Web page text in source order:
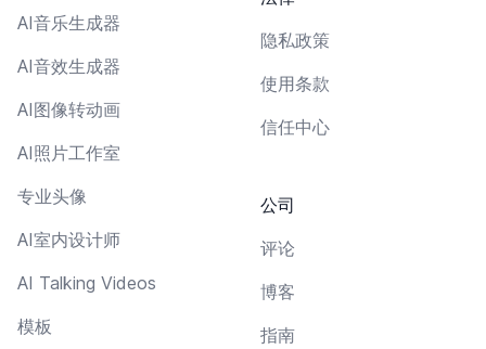
AI音乐生成器
AI音效生成器
AI图像转动画
AI照片工作室
专业头像
AI室内设计师
AI Talking Videos
模板
隐私政策
使用条款
信任中心
公司
评论
博客
指南